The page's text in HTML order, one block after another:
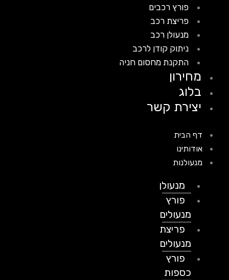
פורץ רכבים
פריצת רכב
מנעולן רכב
ניתוק קודן לרכב
התקנת מחסום חניה
מחירון
בלוג
יצירת קשר
דף הבית
אודותינו
מנעולנות
מנעולן
פורץ
מנעולים
פריצת
מנעולים
פורץ
כספות